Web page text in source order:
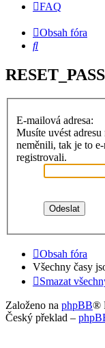
FAQ
Obsah fóra
Hledat
E-mailová adresa:
Musíte uvést
neměnili, tak je to
registrovali.
Obsah fóra
Všechny časy
Smazat
Založeno na phpBB®
Český překlad –